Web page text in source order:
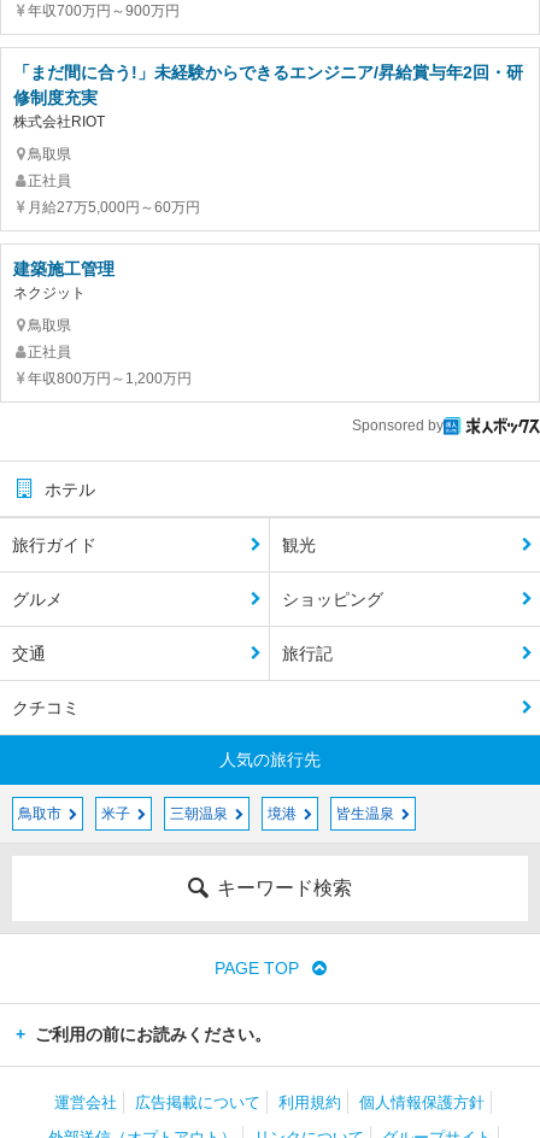
年収700万円～900万円
「まだ間に合う!」未経験からできるエンジニア/昇給賞与年2回・研
修制度充実
株式会社RIOT
鳥取県
正社員
月給27万5,000円～60万円
建築施工管理
ネクジット
鳥取県
正社員
年収800万円～1,200万円
Sponsored by
ホテル
旅行ガイド 観光
グルメ ショッピング
交通 旅行記
クチコミ
人気の旅行先
鳥取市 米子 三朝温泉 境港 皆生温泉
キーワード検索
PAGE TOP
ご利用の前にお読みください。
運営会社 広告掲載について 利用規約
個人情報保護方針